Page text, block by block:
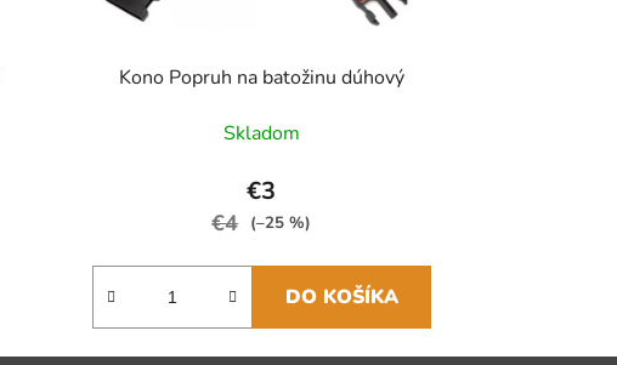
Kono Popruh na batožinu dúhový
Skladom
€3
€4 (–25 %)
DO KOŠÍKA